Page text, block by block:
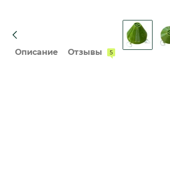
Описание Отзывы 5